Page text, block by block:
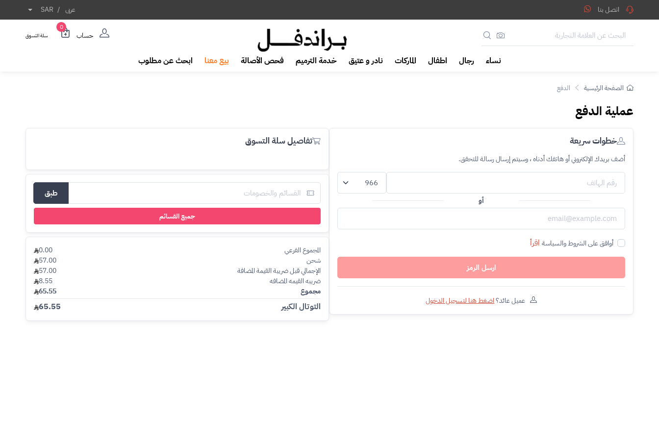
اتصل بنا عربى /
SAR
حساب
0
سلة التسوق
نساء رجال اطفال الماركات نادر و عتيق خدمة الترميم فحص الأصالة بيع معنا ابحث عن مطلوب
الصفحة الرئيسية الدفع
عملية الدفع
خطوات سريعة
أضف بريدك الإلكتروني أو هاتفك أدناه ، وسيتم إرسال رسالة للتحقق.
أو
أوافق على الشروط والسياسة اقرأ
ارسل الرمز
عميل عائد؟اضغط هنا لتسجيل الدخول
تفاصيل سلة التسوق
طبق
جميع القسائم
المجموع الفرعي
0.00
شحن
57.00
الإجمالي قبل ضريبة القيمة المضافة
57.00
ضريبه القيمه المضافه
8.55
مجموع
65.55
التوتال الكبير 65.55